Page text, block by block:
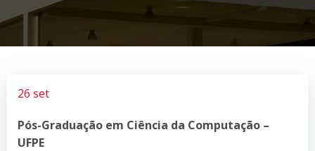
26 set
Pós-Graduação em Ciência da Computação –
UFPE